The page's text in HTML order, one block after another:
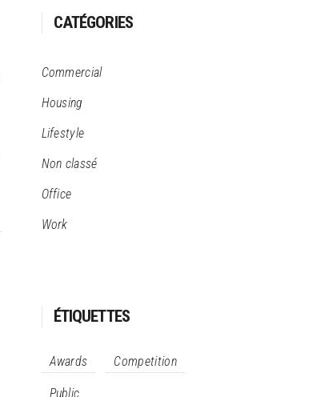
CATÉGORIES
Commercial
Housing
Lifestyle
Non classé
Office
Work
ÉTIQUETTES
Awards Competition
Public